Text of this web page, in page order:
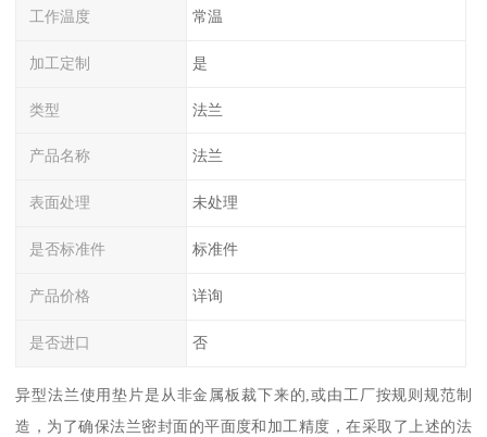
工作温度 常温
加工定制 是
类型 法兰
产品名称 法兰
表面处理 未处理
是否标准件 标准件
产品价格 详询
是否进口 否
异型法兰使用垫片是从非金属板裁下来的,或由工厂按规则规范制
造，为了确保法兰密封面的平面度和加工精度，在采取了上述的法